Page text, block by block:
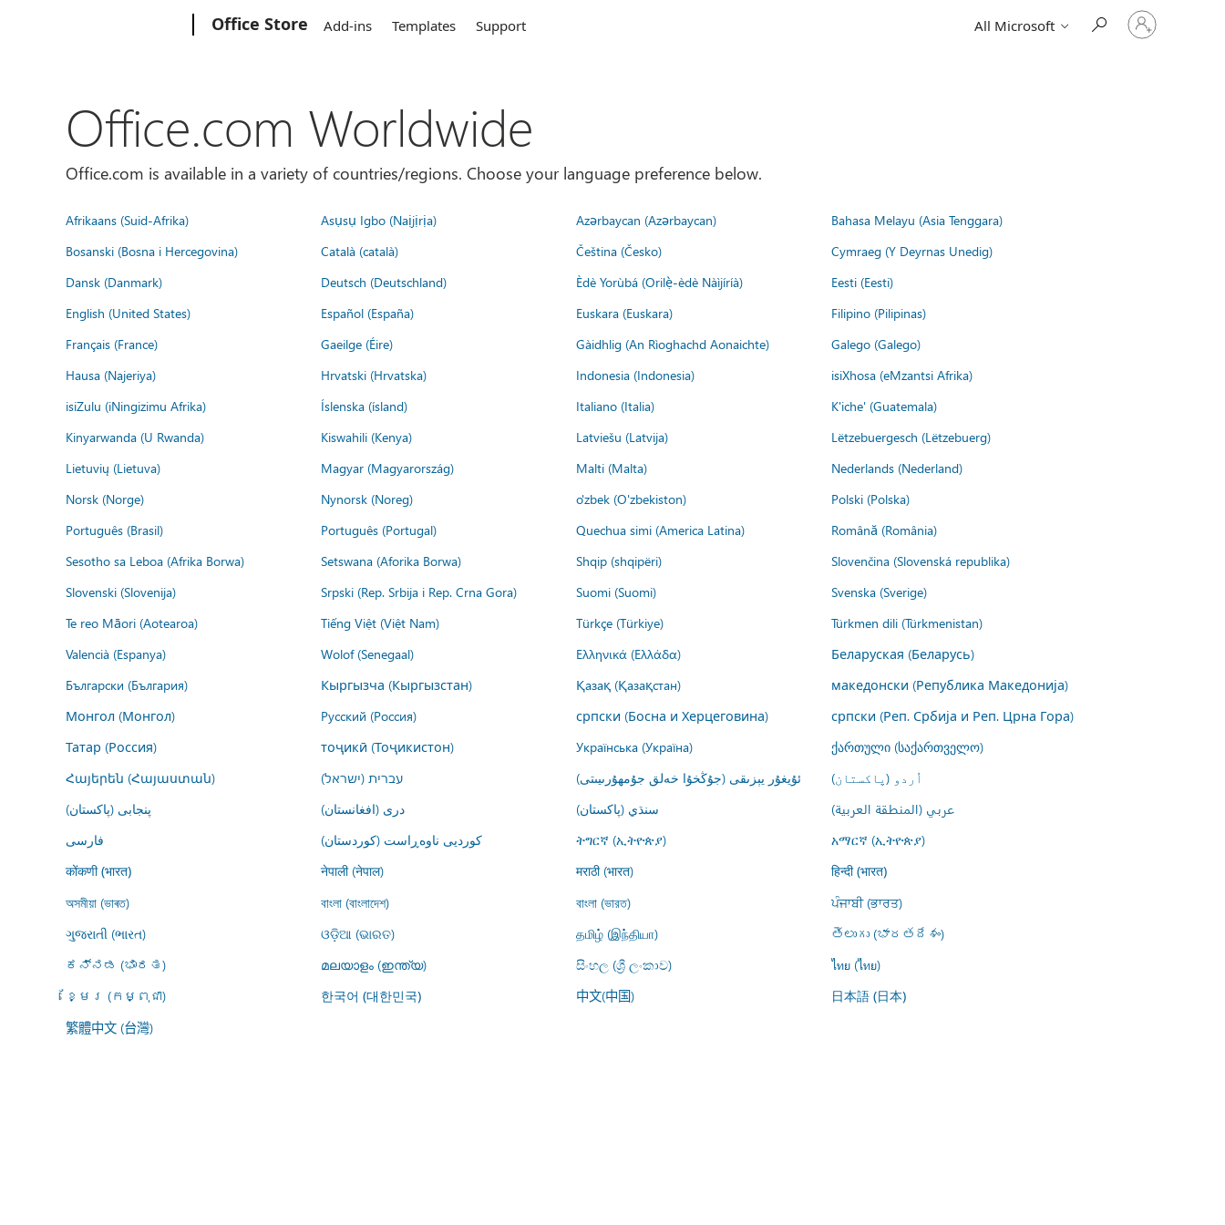
Office Store Add-ins Templates Support All Microsoft
Sign
in
Office.com Worldwide
Office.com is available in a variety of countries/regions. Choose your language preference below.
Afrikaans (Suid-Afrika) Asụsụ Igbo (Naịjịrịa) Azərbaycan (Azərbaycan)
Bahasa Melayu (Asia Tenggara)
Bosanski (Bosna i Hercegovina)
Català (català) Čeština (Česko)
Cymraeg (Y Deyrnas Unedig)
Dansk (Danmark)
Deutsch (Deutschland) Èdè Yorùbá (Orilẹ̀-èdè Nàìjíríà)
Eesti (Eesti)
English (United States)
Español (España) Euskara (Euskara)
Filipino (Pilipinas)
Français (France)
Gaeilge (Éire) Gàidhlig (An Rìoghachd Aonaichte)
Galego (Galego)
Hausa (Najeriya)
Hrvatski (Hrvatska) Indonesia (Indonesia)
isiXhosa (eMzantsi Afrika)
isiZulu (iNingizimu Afrika)
Íslenska (ísland) Italiano (Italia)
K'iche' (Guatemala)
Kinyarwanda (U Rwanda)
Kiswahili (Kenya) Latviešu (Latvija)
Lëtzebuergesch (Lëtzebuerg)
Lietuvių (Lietuva)
Magyar (Magyarország) Malti (Malta)
Nederlands (Nederland)
Norsk (Norge)
Nynorsk (Noreg) o'zbek (O'zbekiston)
Polski (Polska)
Português (Brasil)
Português (Portugal) Quechua simi (America Latina)
Română (România)
Sesotho sa Leboa (Afrika Borwa)
Setswana (Aforika Borwa) Shqip (shqipëri)
Slovenčina (Slovenská republika)
Slovenski (Slovenija)
Srpski (Rep. Srbija i Rep. Crna Gora) Suomi (Suomi)
Svenska (Sverige)
Te reo Māori (Aotearoa)
Tiếng Việt (Việt Nam) Türkçe (Türkiye)
Türkmen dili (Türkmenistan)
Valencià (Espanya)
Wolof (Senegaal) Ελληνικά (Ελλάδα)
Беларуская (Беларусь)
Български (България)
Кыргызча (Кыргызстан) Қазақ (Қазақстан)
македонски (Република Македонија)
Монгол (Монгол)
Русский (Россия) српски (Босна и Херцеговина)
српски (Реп. Србија и Реп. Црна Гора)
Татар (Россия)
тоҷикӣ (Тоҷикистон) Українська (Україна)
ქართული (საქართველო)
Հայերեն (Հայաստան)
עברית (ישראל) ئۇيغۇر يېزىقى (جۇڭخۇا خەلق جۇمھۇرىيىتى)
اُردو (پاکستان)
پنجابی (پاکستان)
درى (افغانستان) سنڌي (پاکستان)
عربي (المنطقة العربية)
فارسى
کوردیی ناوەڕاست (کوردستان) ትግርኛ (ኢትዮጵያ) አማርኛ (ኢትዮጵያ)
कोंकणी (भारत) नेपाली (नेपाल) मराठी (भारत) हिन्दी (भारत)
অসমীয়া (ভাৰত) বাংলা (বাংলাদেশ) বাংলা (ভারত)
ਪੰਜਾਬੀ (ਭਾਰਤ)
ગુજરાતી (ભારત)
ଓଡ଼ିଆ (ଭାରତ) தமிழ் (இந்தியா)
తెలుగు (భారతదేశం)
ಕನ್ನಡ (ಭಾರತ)
മലയാളം (ഇന്ത്യ) සිංහල (ශ්‍රී ලංකාව)
ไทย (ไทย)
ខ្មែរ (កម្ពុជា)
한국어 (대한민국) 中文(中国) 日本語 (日本)
繁體中文 (台灣)